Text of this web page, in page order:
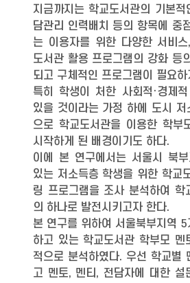
지금까지는 학교도서관의 기본
담관리 인력배치 등의 항목에 중
는 이용자를 위한 다양한 서비
도서관 활용 프로그램의 강화 등
되고 구체적인 프로그램이 필요하
특히 학생이 처한 사회적·경제
있을 것이라는 가정 하에 도시
으로 학교도서관을 이용한 학부
시작하게 된 배경이기도 하다.
이에 본 연구에서는 서울시 북
있는 저소득층 학생을 위한 학교
링 프로그램을 조사 분석하여 학
의 하나로 발전시키고자 한다.
본 연구를 위하여 서울북부지역 5
하고 있는 학교도서관 학부모 멘
적으로 분석하였다. 우선 학교별
고 멘토, 멘티, 전담자에 대한 설